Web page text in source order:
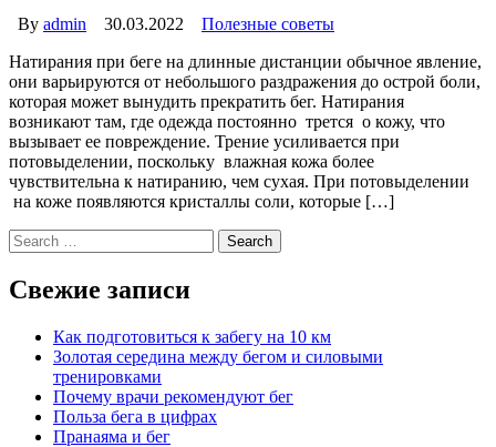
By admin 30.03.2022
Полезные советы
Натирания при беге на длинные дистанции обычное явление,
они варьируются от небольшого раздражения до острой боли,
которая может вынудить прекратить бег. Натирания
возникают там, где одежда постоянно трется о кожу, что
вызывает ее повреждение. Трение усиливается при
потовыделении, поскольку влажная кожа более
чувствительна к натиранию, чем сухая. При потовыделении
на коже появляются кристаллы соли, которые […]
Search
for:
Свежие записи
Как подготовиться к забегу на 10 км
Золотая середина между бегом и силовыми
тренировками
Почему врачи рекомендуют бег
Польза бега в цифрах
Пранаяма и бег